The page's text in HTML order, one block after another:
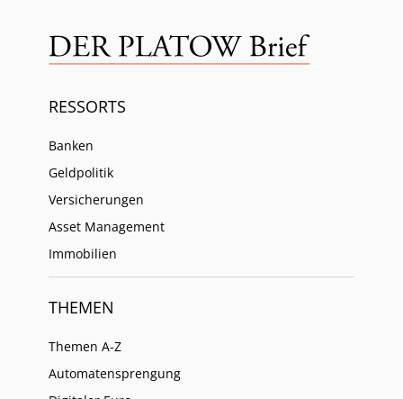
RESSORTS
Banken
Geldpolitik
Versicherungen
Asset Management
Immobilien
THEMEN
Themen A-Z
Automatensprengung